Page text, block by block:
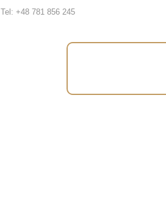
Tel: +48 781 856 245